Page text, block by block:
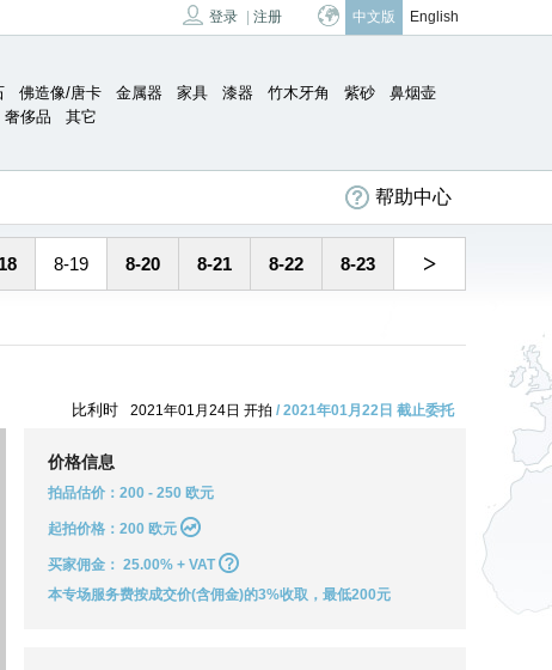
登录 注册 中文版 English
佛造像/唐卡 金属器 家具 漆器 竹木牙角 紫砂
鼻烟壶
奢侈品 其它
帮助中心
8-19 8-20 8-21 8-22 8-23 >
比利时 2021年01月24日 开拍 / 2021年01月22日 截止委托
价格信息
拍品估价：200 - 250 欧元
起拍价格：200 欧元
买家佣金： 25.00% + VAT
本专场服务费按成交价(含佣金)的3%收取，最低200元